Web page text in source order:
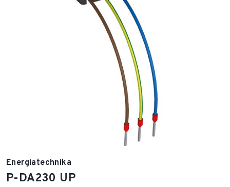
Energiatechnika
P-DA230 UP